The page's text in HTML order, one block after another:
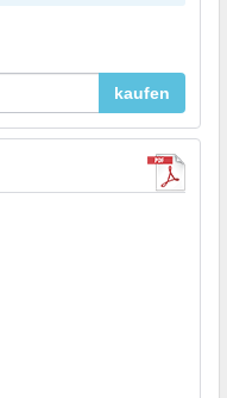
kaufen